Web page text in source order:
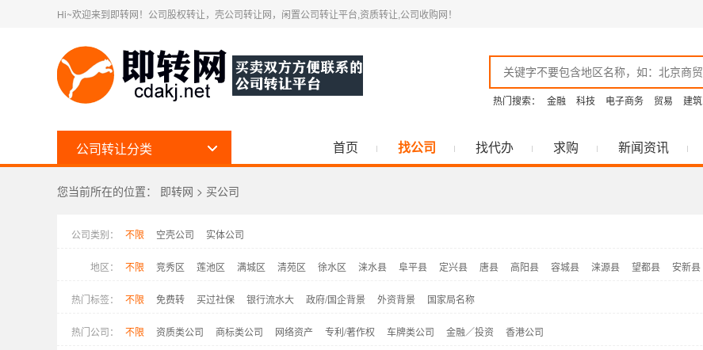
Hi~欢迎来到即转网！公司股权转让，壳公司转让网，闲置公司转让平台,资质转让,公司收购网！
热门搜索：
金融 科技 电子商务 贸易 建筑
公司转让分类 首页 找公司 找代办 求购 新闻资讯
您当前所在的位置： 即转网 > 买公司
公司类别： 不限 空壳公司 实体公司
地区： 不限 竞秀区 莲池区 满城区 清苑区 徐水区 涞水县 阜平县 定兴县 唐县 高阳县 容城县 涞源县 望都县 安新县
雄县
涿州市 安国市 高碑店市 定州市
热门标签： 不限 免费转 买过社保 银行流水大 政府/国企背景 外资背景 国家局名称
热门公司： 不限 资质类公司 商标类公司 网络资产 专利/著作权 车牌类公司 金融／投资 香港公司